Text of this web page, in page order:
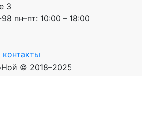
3
пн–пт: 10:00 – 18:00
контакты
© 2018–2025